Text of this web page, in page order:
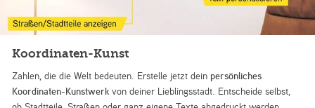
Koordinaten-Kunst
Zahlen, die die Welt bedeuten. Erstelle jetzt dein persönliches
Koordinaten-Kunstwerk von deiner Lieblingsstadt. Entscheide selbst,